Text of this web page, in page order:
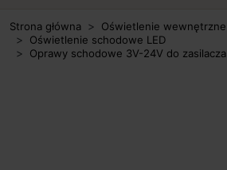
Strona główna
Oświetlenie wewnętrzne
Oświetlenie schodowe LED
Oprawy schodowe 3V-24V do zasilacza